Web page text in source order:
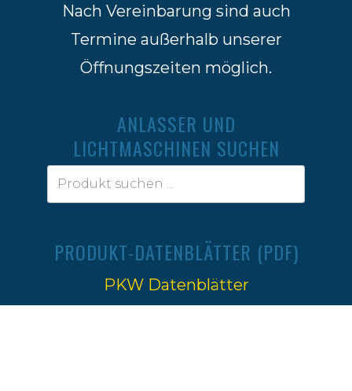
Nach Vereinbarung sind auch
Termine außerhalb unserer
Öffnungszeiten möglich.
ANLASSER UND
LICHTMASCHINEN SUCHEN
PRODUKT-DATENBLÄTTER (PDF)
PKW Datenblätter